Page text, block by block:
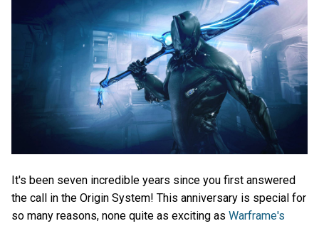
It's been seven incredible years since you first answered
the call in the Origin System! This anniversary is special for
so many reasons, none quite as exciting as Warframe's